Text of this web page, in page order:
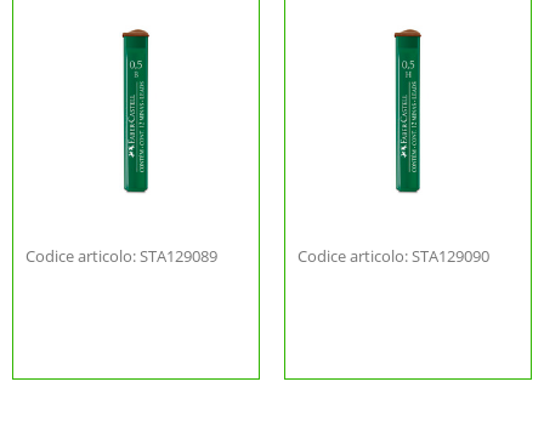
Codice articolo: STA129089 Codice articolo: STA129090